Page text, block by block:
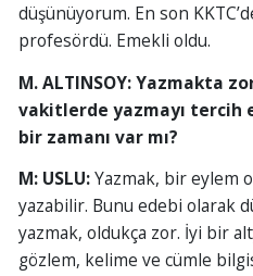
düşünüyorum. En son
profesördü. Emekli oldu.
M. ALTINSOY: Yazmakta
vakitlerde yazmayı tercih
bir zamanı var mı?
M: USLU:Yazmak, bir eylem
yazabilir. Bunu edebi olarak
yazmak, oldukça zor. İyi bir
gözlem, kelime ve cümle